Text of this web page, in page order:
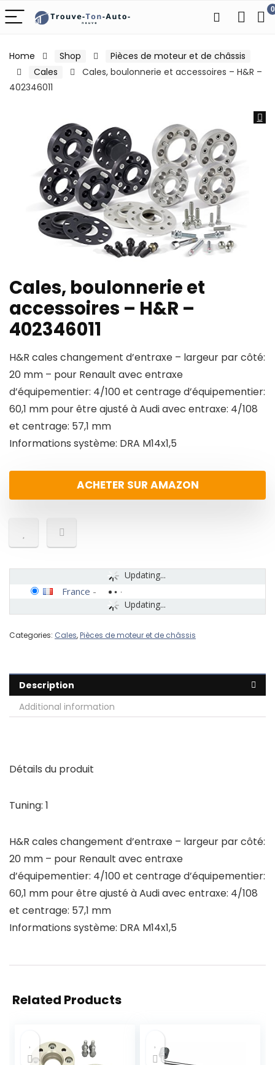
0
Home Shop
Pièces de moteur et de châssis
Cales
Cales, boulonnerie et accessoires – H&R –
402346011
Cales, boulonnerie et
accessoires – H&R –
402346011
H&R cales changement d’entraxe – largeur par côté:
20 mm – pour Renault avec entraxe
d’équipementier: 4/100 et centrage d’équipementier:
60,1 mm pour être ajusté à Audi avec entraxe: 4/108
et centrage: 57,1 mm
Informations système: DRA M14x1,5
ACHETER SUR AMAZON
Updating...
Updating...
France -
Categories: Cales,Pièces de moteur et de châssis
Description
Additional information
Détails du produit
Tuning: 1
H&R cales changement d’entraxe – largeur par côté:
20 mm – pour Renault avec entraxe
d’équipementier: 4/100 et centrage d’équipementier:
60,1 mm pour être ajusté à Audi avec entraxe: 4/108
et centrage: 57,1 mm
Informations système: DRA M14x1,5
Related Products